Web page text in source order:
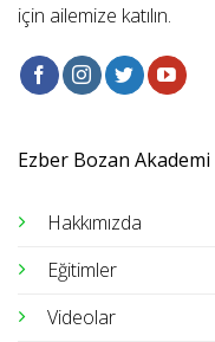
için ailemize katılın.
Ezber Bozan Akademi
Hakkımızda
Eğitimler
Videolar